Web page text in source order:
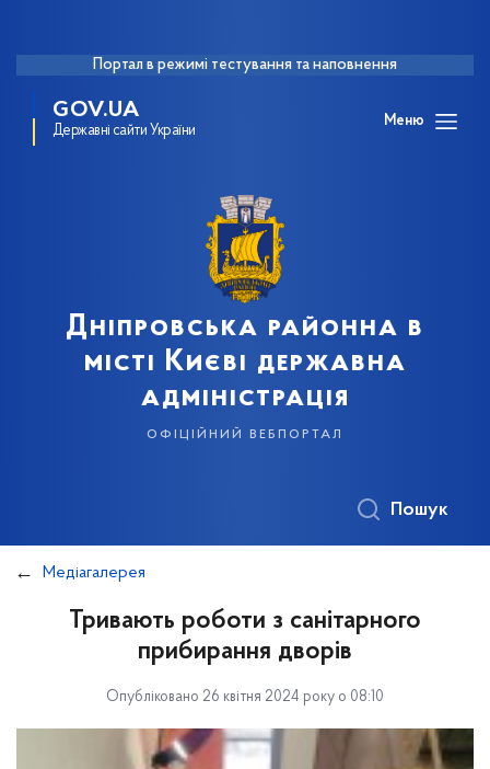
Портал в режимі тестування та наповнення
GOV.UA
Державні сайти України
Меню
Дніпровська районна в
місті Києві державна
адміністрація
офіційний вебпортал
Пошук
Медіагалерея
Тривають роботи з санітарного
прибирання дворів
Опубліковано 26 квітня 2024 року о 08:10